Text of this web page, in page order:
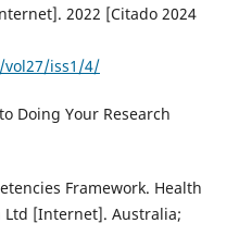
2022 [Citado 2024
iss1/4/
Doing Your Research
Framework. Health
Ltd [Internet]. Australia;